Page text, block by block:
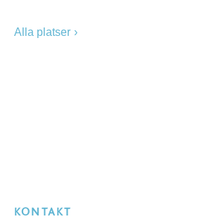
Alla platser
KONTAKT